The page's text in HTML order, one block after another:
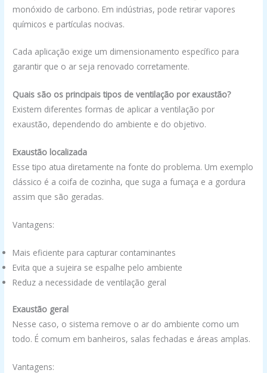
monóxido de carbono. Em indústrias, pode retirar vapores
químicos e partículas nocivas.
Cada aplicação exige um dimensionamento específico para
garantir que o ar seja renovado corretamente.
Quais são os principais tipos de ventilação por exaustão?
Existem diferentes formas de aplicar a ventilação por
exaustão, dependendo do ambiente e do objetivo.
Exaustão localizada
Esse tipo atua diretamente na fonte do problema. Um exemplo
clássico é a coifa de cozinha, que suga a fumaça e a gordura
assim que são geradas.
Vantagens:
Mais eficiente para capturar contaminantes
Evita que a sujeira se espalhe pelo ambiente
Reduz a necessidade de ventilação geral
Exaustão geral
Nesse caso, o sistema remove o ar do ambiente como um
todo. É comum em banheiros, salas fechadas e áreas amplas.
Vantagens: